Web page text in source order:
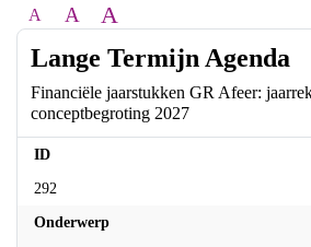
A A A
Lange Termijn Agenda
Financiële jaarstukken GR Afeer:
conceptbegroting 2027
ID
292
Onderwerp